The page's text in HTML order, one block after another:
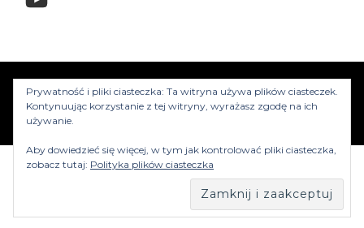
www.myzwiedzamy.pl Vilva | Stworzony przez
Blossom Themes.Silnik:WordPress
Prywatność i pliki ciasteczka: Ta witryna używa plików ciasteczek.
Kontynuując korzystanie z tej witryny, wyrażasz zgodę na ich
używanie.
Aby dowiedzieć się więcej, w tym jak kontrolować pliki ciasteczka,
zobacz tutaj: Polityka plików ciasteczka